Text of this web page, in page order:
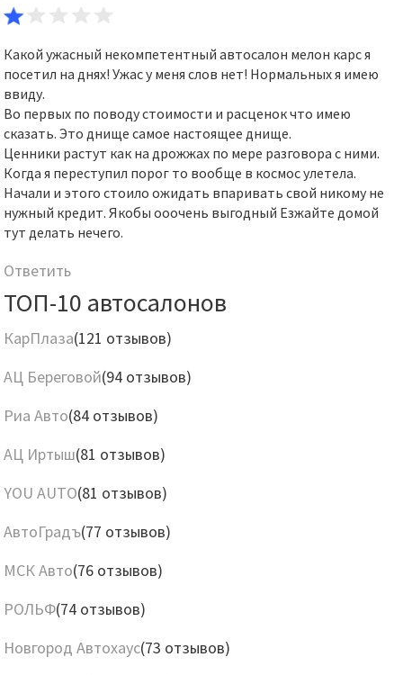
Какой ужасный некомпетентный автосалон мелон карс я
посетил на днях! Ужас у меня слов нет! Нормальных я имею
ввиду.
Во первых по поводу стоимости и расценок что имею
сказать. Это днище самое настоящее днище.
Ценники растут как на дрожжах по мере разговора с ними.
Когда я переступил порог то вообще в космос улетела.
Начали и этого стоило ожидать впаривать свой никому не
нужный кредит. Якобы ооочень выгодный Езжайте домой
тут делать нечего.
Ответить
ТОП-10 автосалонов
КарПлаза(121 отзывов)
АЦ Береговой(94 отзывов)
Риа Авто(84 отзывов)
АЦ Иртыш(81 отзывов)
YOU AUTO(81 отзывов)
АвтоГрадъ(77 отзывов)
МСК Авто(76 отзывов)
РОЛЬФ(74 отзывов)
Новгород Автохаус(73 отзывов)